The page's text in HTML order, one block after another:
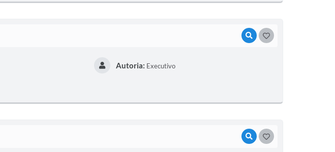
VISUALIZAR
Autoria: Executivo
VISUALIZAR